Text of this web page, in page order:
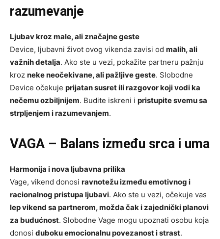
razumevanje
Ljubav kroz male, ali značajne geste
Device, ljubavni život ovog vikenda zavisi od malih, ali
važnih detalja. Ako ste u vezi, pokažite partneru pažnju
kroz neke neočekivane, ali pažljive geste. Slobodne
Device očekuje prijatan susret ili razgovor koji vodi ka
nečemu ozbiljnijem. Budite iskreni i pristupite svemu sa
strpljenjem i razumevanjem.
VAGA – Balans između srca i uma
Harmonija i nova ljubavna prilika
Vage, vikend donosi ravnotežu između emotivnog i
racionalnog pristupa ljubavi. Ako ste u vezi, očekuje vas
lep vikend sa partnerom, možda čak i zajednički planovi
za budućnost. Slobodne Vage mogu upoznati osobu koja
donosi duboku emocionalnu povezanost i strast.